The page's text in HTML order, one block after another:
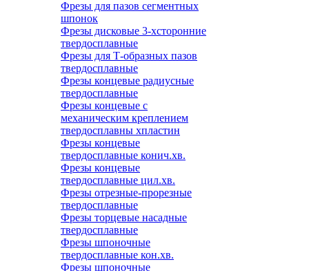
Фрезы для пазов сегментных
шпонок
Фрезы дисковые 3-хсторонние
твердосплавные
Фрезы для Т-образных пазов
твердосплавные
Фрезы концевые радиусные
твердосплавные
Фрезы концевые с
механическим креплением
твердосплавны хпластин
Фрезы концевые
твердосплавные конич.хв.
Фрезы концевые
твердосплавные цил.хв.
Фрезы отрезные-прорезные
твердосплавные
Фрезы торцевые насадные
твердосплавные
Фрезы шпоночные
твердосплавные кон.хв.
Фрезы шпоночные